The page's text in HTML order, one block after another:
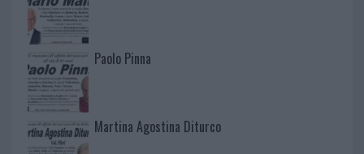
Paolo Pinna
Martina Agostina Diturco